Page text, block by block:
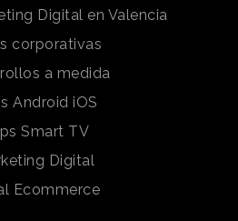
Digital en Valencia
corporativas
a medida
Android iOS
Smart TV
Digital
Ecommerce